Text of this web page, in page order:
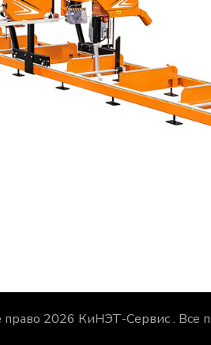
2026 КиНЭТ-Сервис. Все